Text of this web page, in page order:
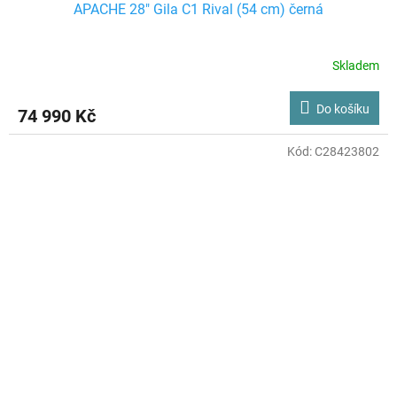
APACHE 28" Gila C1 Rival (54 cm) černá
Skladem
74 990 Kč Do košíku
Kód:C28423802